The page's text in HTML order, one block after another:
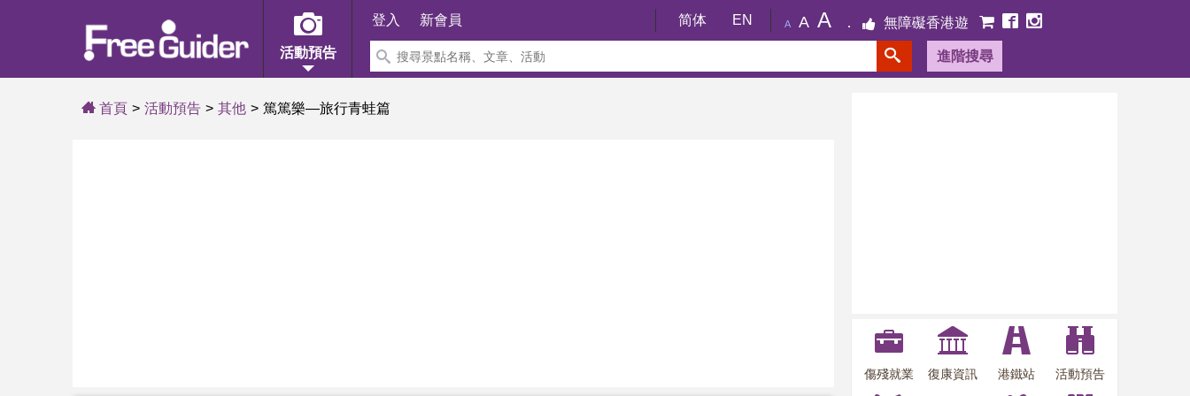
活動預告
登入 新會員 简体 EN A A A 無障礙香港遊
進階搜尋
首頁 活動預告 其他 篤篤樂—旅行青蛙篇
傷殘就業 復康資訊 港鐵站 活動預告